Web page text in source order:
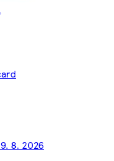
8. 2026